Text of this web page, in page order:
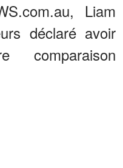
Liam
déclaré avoir
comparaison